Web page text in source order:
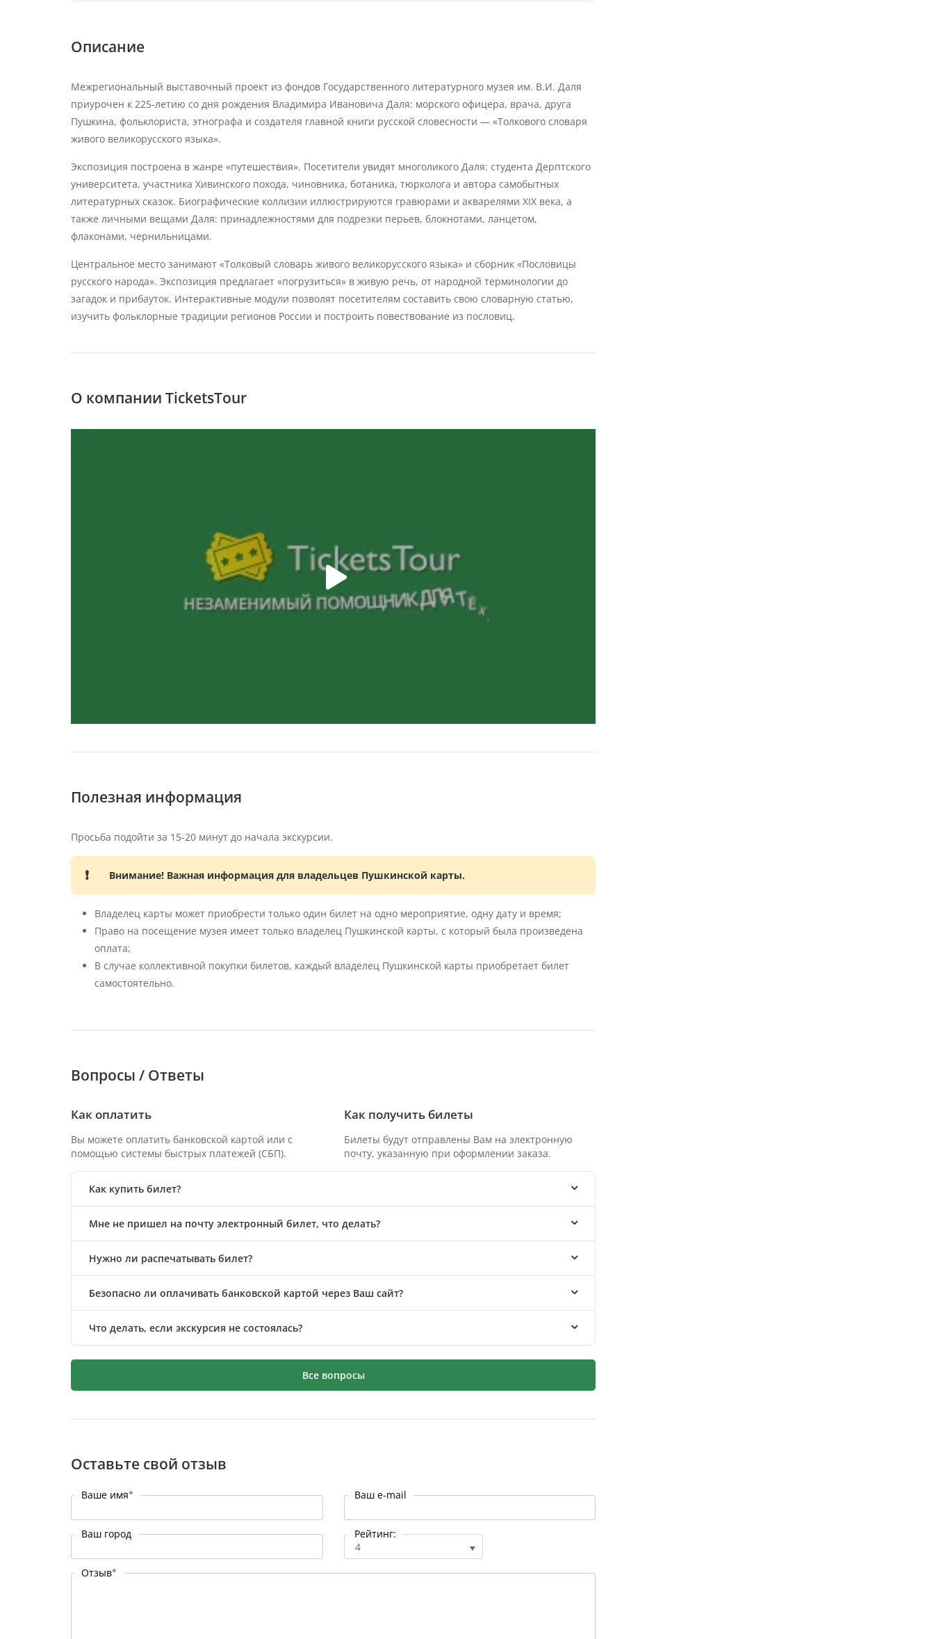
Описание
Межрегиональный выставочный проект из фондов Государственного литературного музея им. В.И. Даля
приурочен к 225-летию со дня рождения Владимира Ивановича Даля: морского офицера, врача, друга
Пушкина, фольклориста, этнографа и создателя главной книги русской словесности — «Толкового словаря
живого великорусского языка».
Экспозиция построена в жанре «путешествия». Посетители увидят многоликого Даля: студента Дерптского
университета, участника Хивинского похода, чиновника, ботаника, тюрколога и автора самобытных
литературных сказок. Биографические коллизии иллюстрируются гравюрами и акварелями XIX века, а
также личными вещами Даля: принадлежностями для подрезки перьев, блокнотами, ланцетом,
флаконами, чернильницами.
Центральное место занимают «Толковый словарь живого великорусского языка» и сборник «Пословицы
русского народа». Экспозиция предлагает «погрузиться» в живую речь, от народной терминологии до
загадок и прибауток. Интерактивные модули позволят посетителям составить свою словарную статью,
изучить фольклорные традиции регионов России и построить повествование из пословиц.
О компании TicketsTour
Полезная информация
Просьба подойти за 15-20 минут до начала экскурсии.
Внимание! Важная информация для владельцев Пушкинской карты.
Владелец карты может приобрести только один билет на одно мероприятие, одну дату и время;
Право на посещение музея имеет только владелец Пушкинской карты, с который была произведена
оплата;
В случае коллективной покупки билетов, каждый владелец Пушкинской карты приобретает билет
самостоятельно.
Вопросы / Ответы
Как оплатить
Вы можете оплатить банковской картой или с
помощью системы быстрых платежей (СБП).
Как получить билеты
Билеты будут отправлены Вам на электронную
почту, указанную при оформлении заказа.
Как купить билет?
Мне не пришел на почту электронный билет, что делать?
Нужно ли распечатывать билет?
Безопасно ли оплачивать банковской картой через Ваш сайт?
Что делать, если экскурсия не состоялась?
Все вопросы
Оставьте свой отзыв
Ваше имя* Ваш e-mail
Ваш город
Рейтинг:
4
Отзыв*